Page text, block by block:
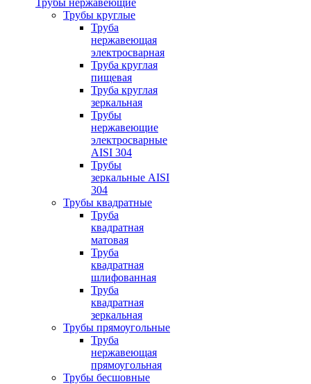
Трубы нержавеющие
Трубы круглые
Труба
нержавеющая
электросварная
Труба круглая
пищевая
Труба круглая
зеркальная
Трубы
нержавеющие
электросварные
AISI 304
Трубы
зеркальные AISI
304
Трубы квадратные
Труба
квадратная
матовая
Труба
квадратная
шлифованная
Труба
квадратная
зеркальная
Трубы прямоугольные
Труба
нержавеющая
прямоугольная
Трубы бесшовные